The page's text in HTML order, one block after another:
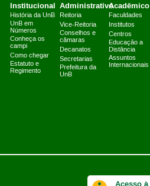
Institucional
História da UnB
UnB em
Números
Conheça os
campi
Como chegar
Estatuto e
Regimento
Administrativo
Reitoria
Vice-Reitoria
Conselhos e
câmaras
Decanatos
Secretarias
Prefeitura da
UnB
Acadêmico
Faculdades
Institutos
Centros
Educação a
Distância
Assuntos
Internacionais